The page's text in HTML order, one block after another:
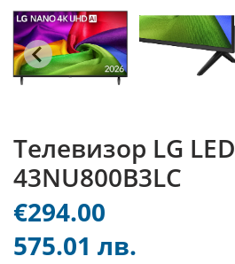
Телевизор LG LED
43NU800B3LC
€294.00
575.01 лв.